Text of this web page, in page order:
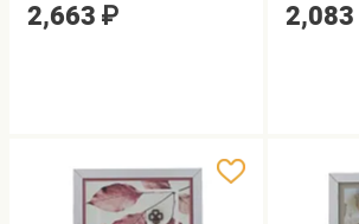
2,663 ₽ 2,083